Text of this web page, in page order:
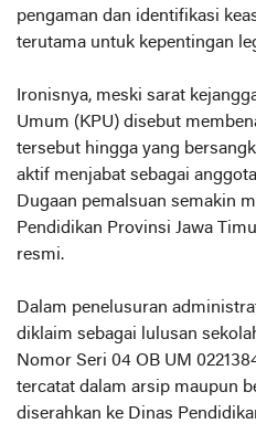
pengaman dan identifikasi
terutama untuk kepentingan
Ironisnya, meski sarat
Umum (KPU) disebut
tersebut hingga yang
aktif menjabat sebagai
Dugaan pemalsuan semakin
Pendidikan Provinsi Jawa
resmi.
Dalam penelusuran
diklaim sebagai lulusan
Nomor Seri 04 OB UM
tercatat dalam arsip maupun
diserahkan ke Dinas